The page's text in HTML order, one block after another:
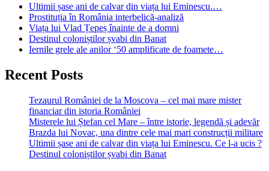
Ultimii șase ani de calvar din viața lui Eminescu.…
Prostituția în România interbelică-analiză
Viața lui Vlad Țepeș înainte de a domni
Destinul coloniștilor șvabi din Banat
Iernile grele ale anilor ‘50 amplificate de foamete…
Recent Posts
Tezaurul României de la Moscova – cel mai mare mister
financiar din istoria României
Misterele lui Ștefan cel Mare – între istorie, legendă și adevăr
Brazda lui Novac, una dintre cele mai mari construcții militare
Ultimii șase ani de calvar din viața lui Eminescu. Ce l-a ucis ?
Destinul coloniștilor șvabi din Banat